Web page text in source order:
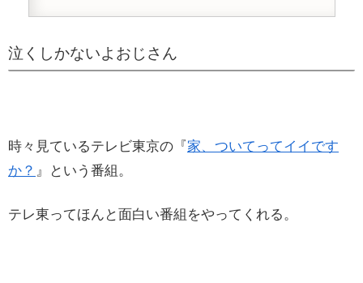
泣くしかないよおじさん
時々見ているテレビ東京の『家、ついてってイイです
か？ 』という番組。
テレ東ってほんと面白い番組をやってくれる。